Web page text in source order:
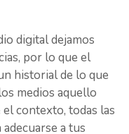
digital dejamos
por lo que el
historial de lo que
medios aquello
contexto, todas las
a tus